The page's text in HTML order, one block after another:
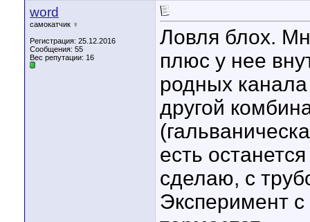
word
самокатчик ♀
Регистрация: 25.12.2016
Сообщения: 55
Вес репутации: 16
Ловля блох.
плюс у нее
родных канала
другой
есть
сделаю, с
Эксперимент